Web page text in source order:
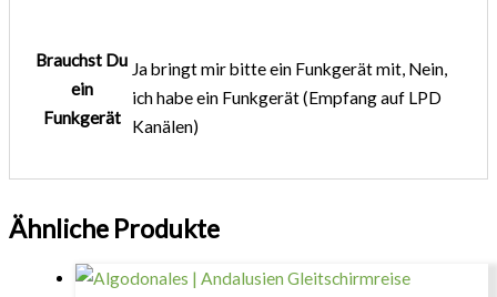
Brauchst Du
ein
Funkgerät
Ja bringt mir bitte ein Funkgerät mit, Nein,
ich habe ein Funkgerät (Empfang auf LPD
Kanälen)
Ähnliche Produkte